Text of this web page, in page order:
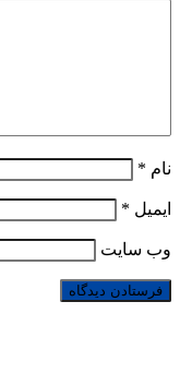
نام *
ایمیل *
وب‌ سایت